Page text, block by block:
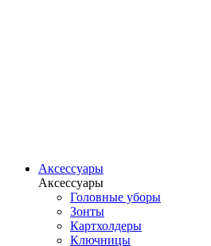
Аксессуары
Аксессуары
Головные уборы
Зонты
Картхолдеры
Ключницы